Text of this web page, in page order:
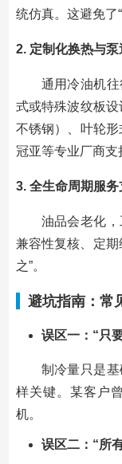
统仿真。这避免了
2. 定制化换热与泵
通用冷油机
式或特殊波纹板
不锈钢）、叶轮
冠亚等专业厂商支
3. 全生命周期服务
油品会老化
兼容性复核、定期
之”。
避坑指南：常
误区一：“只
制冷量只是
样关键。某客户
机。
误区二：“所